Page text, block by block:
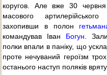
коругов. Але вже 30
масового
захопивши в полон
командував Іван Богун .
полки впали в паніку, що
проте нечуваний героїзм
останього наступ поляків